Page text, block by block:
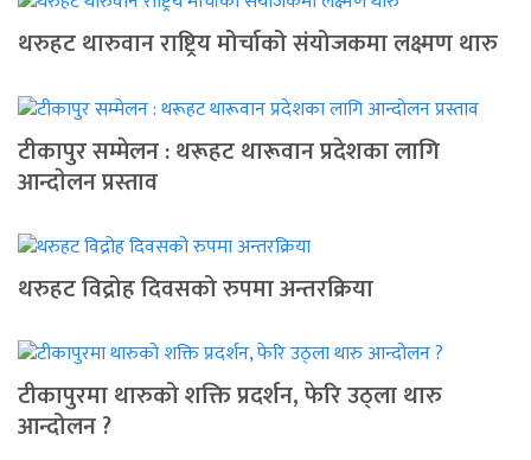
थरुहट थारुवान राष्ट्रिय मोर्चाको संयोजकमा लक्ष्मण थारु
टीकापुर सम्मेलन : थरूहट थारूवान प्रदेशका लागि
आन्दाेलन प्रस्ताव
थरुहट विद्रोह दिवसको रुपमा अन्तरक्रिया
टीकापुरमा थारुको शक्ति प्रदर्शन, फेरि उठ्ला थारु
आन्दोलन ?